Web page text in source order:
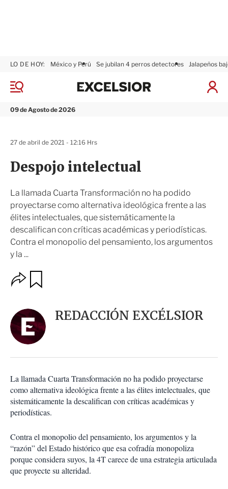
M
n
09 de Agosto de 2026
LO DE HOY: México y Perú Se jubilan 4 perros detectores Jalapeños
I
x
Despojo intelectual
La llamada Cuarta Transformación no ha podido
proyectarse como alternativa ideológica frente a las
élites intelectuales, que sistemáticamente la
descalifican con críticas académicas y periodísticas.
Contra el monopolio del pensamiento, los argumentos
y la ...
27 de abril de 2021 - 12:16 Hrs
O
p
n
e
s
o
m
p
a
i
r
a
r
REDACCIÓN EXCÉLSIOR
La llamada Cuarta Transformación no ha podido proyectarse
como alternativa ideológica frente a las élites intelectuales, que
sistemáticamente la descalifican con críticas académicas y
periodísticas.
Contra el monopolio del pensamiento, los argumentos y la
“razón” del Estado histórico que esa cofradía monopoliza
porque considera suyos, la 4T carece de una estrategia articulada
que proyecte su alteridad.